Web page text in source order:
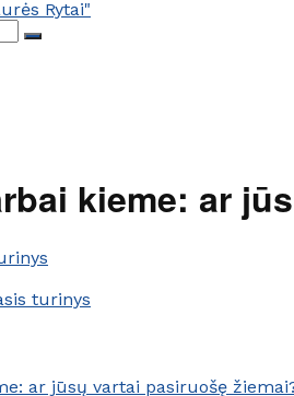
kieme: ar
turinys